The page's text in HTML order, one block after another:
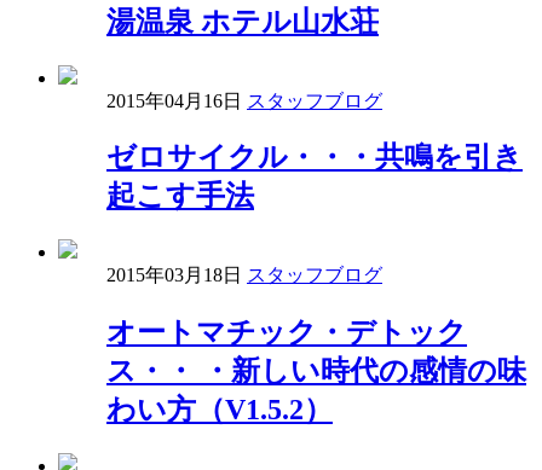
湯温泉 ホテル山水荘
2015年04月16日 スタッフブログ
ゼロサイクル・・・共鳴を引き
起こす手法
2015年03月18日 スタッフブログ
オートマチック・デトック
ス・・ ・新しい時代の感情の味
わい方（V1.5.2）